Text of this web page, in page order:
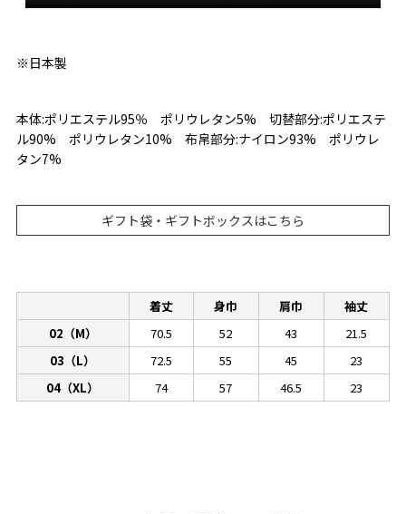
※日本製
本体:ポリエステル95％ ポリウレタン5% 切替部分:ポリエステ
ル90% ポリウレタン10% 布帛部分:ナイロン93% ポリウレ
タン7%
ギフト袋・ギフトボックスはこちら
着丈 身巾 肩巾
袖丈
02（M）
70.5 52 43
21.5
03（L）
72.5 55 45
23
04（XL）
74 57 46.5 23